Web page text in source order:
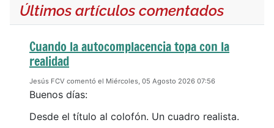
Últimos artículos comentados
Cuando la autocomplacencia topa con la
realidad
Jesús FCV comentó el Miércoles, 05 Agosto 2026 07:56
Buenos días:
Desde el título al colofón. Un cuadro realista.